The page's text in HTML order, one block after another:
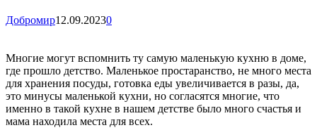
Добромир12.09.20230
Многие могут вспомнить ту самую маленькую кухню в доме,
где прошло детство. Маленькое простаранство, не много места
для хранения посуды, готовка еды увеличивается в разы, да,
это минусы маленькой кухни, но согласятся многие, что
именно в такой кухне в нашем детстве было много счастья и
мама находила места для всех.